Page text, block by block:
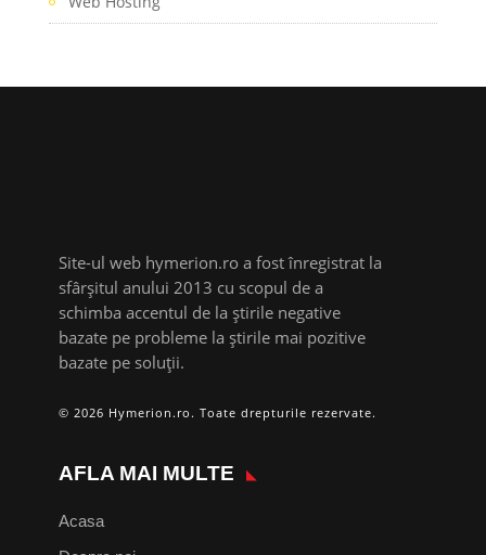
Site-ul web hymerion.ro a fost înregistrat la
sfârșitul anului 2013 cu scopul de a
schimba accentul de la știrile negative
bazate pe probleme la știrile mai pozitive
bazate pe soluții.
© 2026 Hymerion.ro. Toate drepturile rezervate.
AFLA MAI MULTE
Acasa